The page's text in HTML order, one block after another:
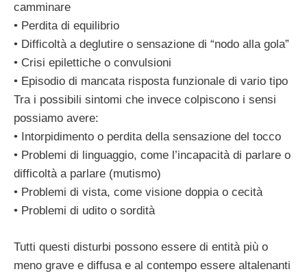
camminare
• Perdita di equilibrio
• Difficoltà a deglutire o sensazione di “nodo alla gola”
• Crisi epilettiche o convulsioni
• Episodio di mancata risposta funzionale di vario tipo
Tra i possibili sintomi che invece colpiscono i sensi
possiamo avere:
• Intorpidimento o perdita della sensazione del tocco
• Problemi di linguaggio, come l’incapacità di parlare o
difficoltà a parlare (mutismo)
• Problemi di vista, come visione doppia o cecità
• Problemi di udito o sordità
Tutti questi disturbi possono essere di entità più o
meno grave e diffusa e al contempo essere altalenanti